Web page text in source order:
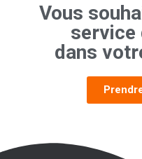
Vous
service
dans